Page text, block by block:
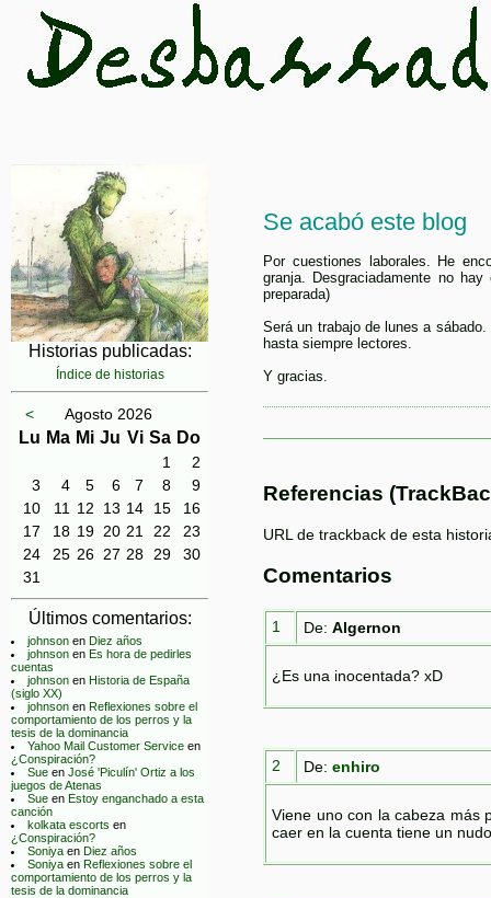
Historias publicadas:
Índice de historias
< Agosto 2026
Lu Ma Mi Ju Vi Sa Do
1
2
3
4 5 6 7 8
9
10
11 12 13 14 15
16
17
18 19 20 21 22
23
24
25 26 27 28 29
30
31
Últimos comentarios:
johnson en Diez años
johnson en Es hora de pedirles
cuentas
johnson en Historia de España
(siglo XX)
johnson en Reflexiones sobre el
comportamiento de los perros y la
tesis de la dominancia
Yahoo Mail Customer Service en
¿Conspiración?
Sue en José 'Piculín' Ortiz a los
juegos de Atenas
Sue en Estoy enganchado a esta
canción
kolkata escorts en
¿Conspiración?
Soniya en Diez años
Soniya en Reflexiones sobre el
comportamiento de los perros y la
tesis de la dominancia
Se acabó este blog
Por cuestiones laborales. He
granja. Desgraciadamente no
preparada)
Será un trabajo de lunes a
hasta siempre lectores.
Y gracias.
Referencias
URL de trackback de esta
Comentarios
1 De: Algernon
¿Es una inocentada? xD
2 De: enhiro
Viene uno con la cabeza más
caer en la cuenta tiene un